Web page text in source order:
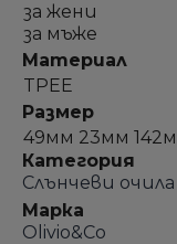
за жени
за мъже
Материал
TPEE
Размер
49мм 23мм
Категория
Слънчеви очила
Марка
Olivio&Co